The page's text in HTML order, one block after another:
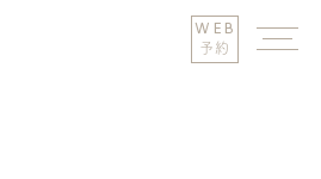
WEB
予約